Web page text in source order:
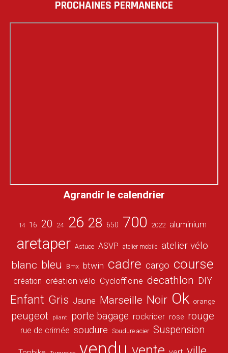
PROCHAINES PERMANENCE
Agrandir le calendrier
14 16 20 24 26 28 650 700 2022 aluminium
aretaper Astuce ASVP atelier mobile atelier vélo
blanc bleu Bmx btwin cadre cargo course
création création vélo Cyclofficine decathlon DIY
Enfant Gris Jaune Marseille Noir Ok orange
peugeot pliant porte bagage rockrider rose rouge
rue de crimée soudure Soudure acier Suspension